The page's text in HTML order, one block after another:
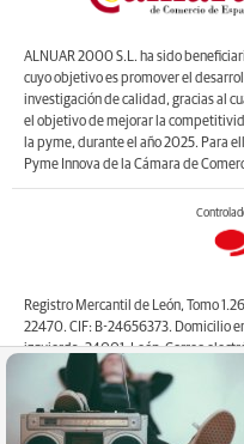
ALNUAR 2000 S.L. ha sido
cuyo objetivo es promover el
investigación de calidad, gracias al
el objetivo de mejorar la
la pyme, durante el año 2025. Para
Pyme Innova de la Cámara de
Registro Mercantil de León, Tomo
22470. CIF: B-24656373. Domicilio
izquierda, 24001, León. Correo
Copyright © ALNUAR 2000 S.L. (LA
empresa, de empresas del grupo o